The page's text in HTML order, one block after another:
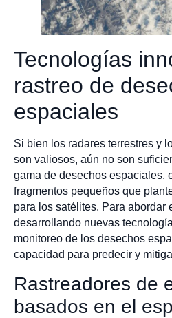
Tecnologías
rastreo de
espaciales
Si bien los radares terrestres y
son valiosos, aún no son
gama de desechos espaciales,
fragmentos pequeños que
para los satélites. Para abordar
desarrollando nuevas
monitoreo de los desechos
capacidad para predecir y
Rastreadores de
basados en el